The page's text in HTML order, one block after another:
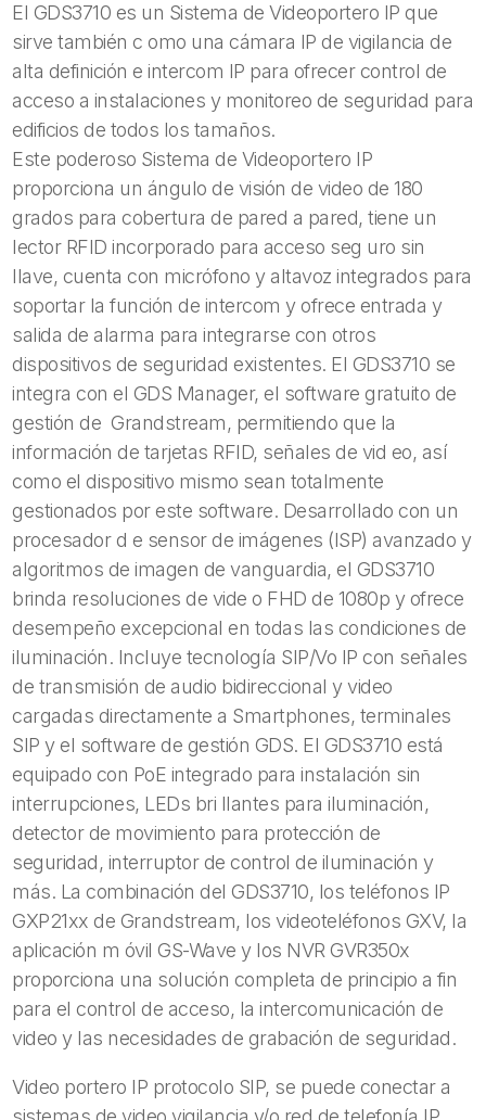
El GDS3710 es un Sistema de Videoportero IP que
sirve también c omo una cámara IP de vigilancia de
alta definición e intercom IP para ofrecer control de
acceso a instalaciones y monitoreo de seguridad para
edificios de todos los tamaños.
Este poderoso Sistema de Videoportero IP
proporciona un ángulo de visión de video de 180
grados para cobertura de pared a pared, tiene un
lector RFID incorporado para acceso seg uro sin
llave, cuenta con micrófono y altavoz integrados para
soportar la función de intercom y ofrece entrada y
salida de alarma para integrarse con otros
dispositivos de seguridad existentes. El GDS3710 se
integra con el GDS Manager, el software gratuito de
gestión de Grandstream, permitiendo que la
información de tarjetas RFID, señales de vid eo, así
como el dispositivo mismo sean totalmente
gestionados por este software. Desarrollado con un
procesador d e sensor de imágenes (ISP) avanzado y
algoritmos de imagen de vanguardia, el GDS3710
brinda resoluciones de vide o FHD de 1080p y ofrece
desempeño excepcional en todas las condiciones de
iluminación. Incluye tecnología SIP/Vo IP con señales
de transmisión de audio bidireccional y video
cargadas directamente a Smartphones, terminales
SIP y el software de gestión GDS. El GDS3710 está
equipado con PoE integrado para instalación sin
interrupciones, LEDs bri llantes para iluminación,
detector de movimiento para protección de
seguridad, interruptor de control de iluminación y
más. La combinación del GDS3710, los teléfonos IP
GXP21xx de Grandstream, los videoteléfonos GXV, la
aplicación m óvil GS-Wave y los NVR GVR350x
proporciona una solución completa de principio a fin
para el control de acceso, la intercomunicación de
video y las necesidades de grabación de seguridad.
Video portero IP protocolo SIP, se puede conectar a